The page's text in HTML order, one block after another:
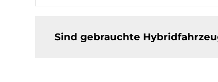
Sind gebrauchte